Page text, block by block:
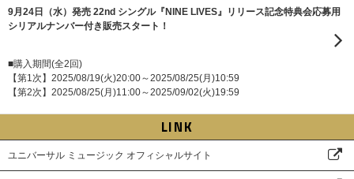
9月24日（水）発売 22nd シングル『NINE LIVES』リリース記念特典会応募用
シリアルナンバー付き販売スタート！
■購入期間(全2回)
【第1次】2025/08/19(火)20:00～2025/08/25(月)10:59
【第2次】2025/08/25(月)11:00～2025/09/02(火)19:59
LINK
ユニバーサル ミュージック オフィシャルサイト